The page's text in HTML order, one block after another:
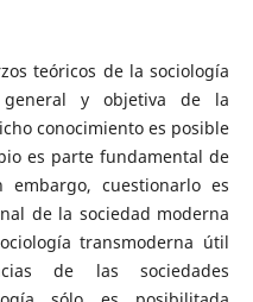
teóricos de la sociología
y objetiva de la
conocimiento es posible
es parte fundamental de
embargo, cuestionarlo es
de la sociedad moderna
transmoderna útil
de las sociedades